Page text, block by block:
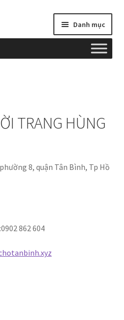
Danh mục
TRANG HÙNG
8, quận Tân Bình, Tp Hồ
862 604